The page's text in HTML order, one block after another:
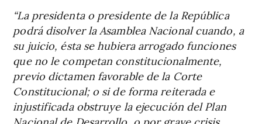
“La presidenta o presidente de la República
podrá disolver la Asamblea Nacional cuando, a
su juicio, ésta se hubiera arrogado funciones
que no le competan constitucionalmente,
previo dictamen favorable de la Corte
Constitucional; o si de forma reiterada e
injustificada obstruye la ejecución del Plan